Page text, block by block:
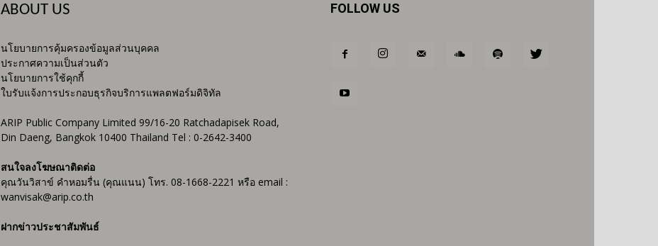
ABOUT US
นโยบายการคุ้มครองข้อมูลส่วนบุคคล
ประกาศความเป็นส่วนตัว
นโยบายการใช้คุกกี้
ใบรับแจ้งการประกอบธุรกิจบริการแพลตฟอร์มดิจิทัล
ARIP Public Company Limited 99/16-20 Ratchadapisek Road,
Din Daeng, Bangkok 10400 Thailand Tel : 0-2642-3400
สนใจลงโฆษณาติดต่อ
คุณวันวิสาข์ คำหอมรื่น (คุณแนน) โทร. 08-1668-2221 หรือ email :
wanvisak@arip.co.th
ฝากข่าวประชาสัมพันธ์
FOLLOW US